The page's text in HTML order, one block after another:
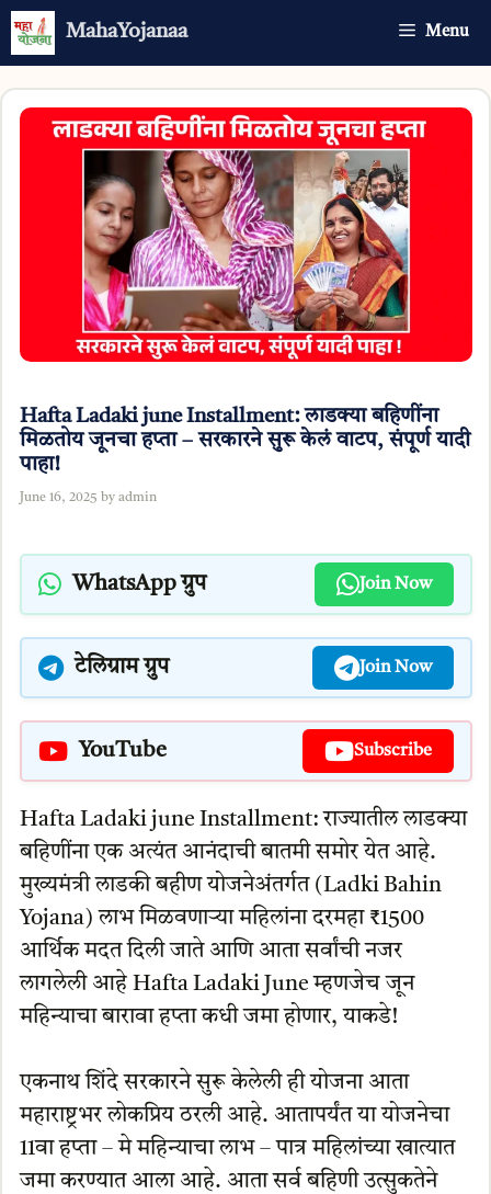
Skip
MahaYojanaa Menu
Hafta Ladaki june Installment: लाडक्या बहिणींना
मिळतोय जूनचा हप्ता – सरकारने सुरू केलं वाटप, संपूर्ण यादी
पाहा!
June 16, 2025 by admin
WhatsApp ग्रुप Join Now
टेलिग्राम ग्रुप Join Now
YouTube Subscribe
Hafta Ladaki june Installment: राज्यातील लाडक्या
बहिणींना एक अत्यंत आनंदाची बातमी समोर येत आहे.
मुख्यमंत्री लाडकी बहीण योजनेअंतर्गत (Ladki Bahin
Yojana) लाभ मिळवणाऱ्या महिलांना दरमहा ₹1500
आर्थिक मदत दिली जाते आणि आता सर्वांची नजर
लागलेली आहे Hafta Ladaki June म्हणजेच जून
महिन्याचा बारावा हप्ता कधी जमा होणार, याकडे!
एकनाथ शिंदे सरकारने सुरू केलेली ही योजना आता
महाराष्ट्रभर लोकप्रिय ठरली आहे. आतापर्यंत या योजनेचा
11वा हप्ता – मे महिन्याचा लाभ – पात्र महिलांच्या खात्यात
जमा करण्यात आला आहे. आता सर्व बहिणी उत्सुकतेने